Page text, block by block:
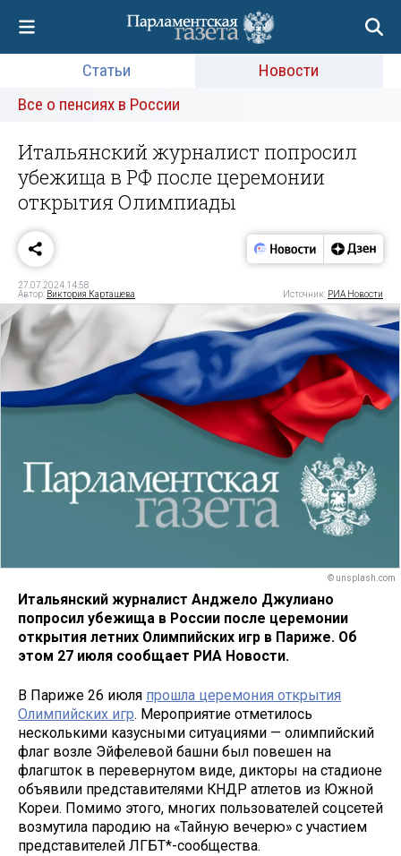
Статьи
Новости
Все о пенсиях в России
Итальянский журналист попросил
убежища в РФ после церемонии
открытия Олимпиады
27.07.2024 14:58
Автор: Виктория Карташева Источник: РИА Новости
© unsplash.com
Итальянский журналист Анджело Джулиано
попросил убежища в России после церемонии
открытия летних Олимпийских игр в Париже. Об
этом 27 июля сообщает РИА Новости.
В Париже 26 июля прошла церемония открытия
Олимпийских игр. Мероприятие отметилось
несколькими казусными ситуациями — олимпийский
флаг возле Эйфелевой башни был повешен на
флагшток в перевернутом виде, дикторы на стадионе
объявили представителями КНДР атлетов из Южной
Кореи. Помимо этого, многих пользователей соцсетей
возмутила пародию на «Тайную вечерю» с участием
представителей ЛГБТ*-сообщества.